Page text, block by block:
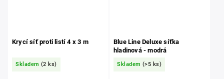
Krycí síť proti listí 4 x 3 m
Skladem (2 ks)
Blue Line Deluxe síťka
hladinová - modrá
Skladem (>5 ks)